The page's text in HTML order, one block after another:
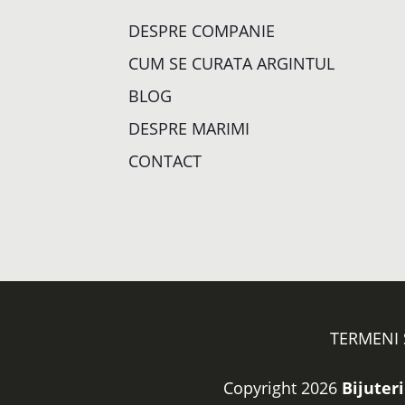
DESPRE COMPANIE
CUM SE CURATA ARGINTUL
BLOG
DESPRE MARIMI
CONTACT
TERMENI
Copyright 2026